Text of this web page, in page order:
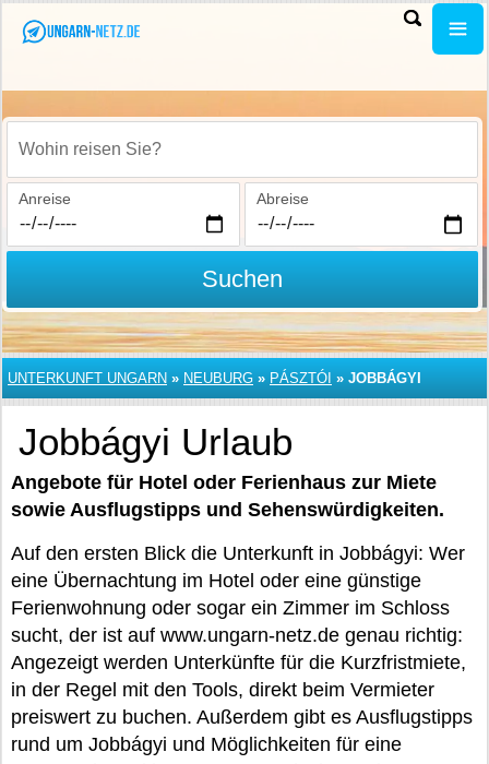
Wohin reisen Sie?
Anreise Abreise
Suchen
UNTERKUNFT UNGARN » NEUBURG » PÁSZTÓI » JOBBÁGYI
Jobbágyi Urlaub
Angebote für Hotel oder Ferienhaus zur Miete
sowie Ausflugstipps und Sehenswürdigkeiten.
Auf den ersten Blick die Unterkunft in Jobbágyi: Wer
eine Übernachtung im Hotel oder eine günstige
Ferienwohnung oder sogar ein Zimmer im Schloss
sucht, der ist auf www.ungarn-netz.de genau richtig:
Angezeigt werden Unterkünfte für die Kurzfristmiete,
in der Regel mit den Tools, direkt beim Vermieter
preiswert zu buchen. Außerdem gibt es Ausflugstipps
rund um Jobbágyi und Möglichkeiten für eine